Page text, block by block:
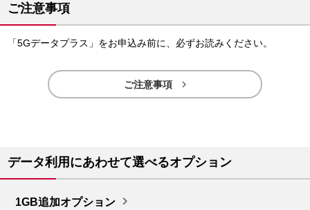
ご注意事項
「5Gデータプラス」をお申込み前に、必ずお読みください。
ご注意事項 
データ利用にあわせて選べるオプション
1GB追加オプション 